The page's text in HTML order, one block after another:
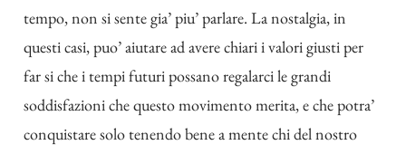
tempo, non si sente gia’ piu’ parlare. La nostalgia, in
questi casi, puo’ aiutare ad avere chiari i valori giusti per
far si che i tempi futuri possano regalarci le grandi
soddisfazioni che questo movimento merita, e che potra’
conquistare solo tenendo bene a mente chi del nostro